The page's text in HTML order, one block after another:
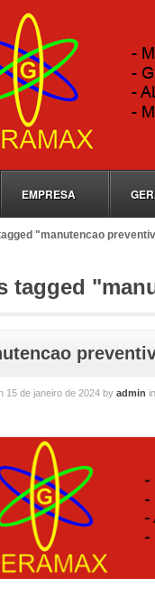
EMPRESA
"manutencao
tagged
15 de janeiro de 2024 by admin in